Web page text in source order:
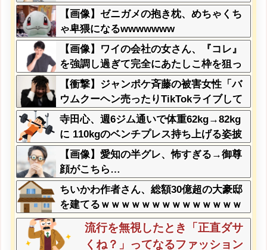
【画像】ゼニガメの抱き枕、めちゃくち
ゃ卑猥になるwwwwwww
【画像】ワイの会社の女さん、『コレ』
を強調し過ぎて完全にあたしこ枠を狙っ
てるんだがw w w w w w w w w w w w
【衝撃】ジャンポケ斉藤の被害女性「バ
ウムクーヘン売ったりTikTokライブして
てムカついたから示談しなかった」←コ
レってさ…
寺田心、週6ジム通いで体重62kg→82kg
に 110kgのベンチプレス持ち上げる姿披
露【画像】愛知の半グレ、怖すぎる→御尊
顔がこちら…
ちいかわ作者さん、総額30億超の大豪邸
を建てるｗｗｗｗｗｗｗｗｗｗｗｗｗｗ
ｗｗｗｗｗ
流行を無視したとき「正直ダサ
くね？」ってなるファッション